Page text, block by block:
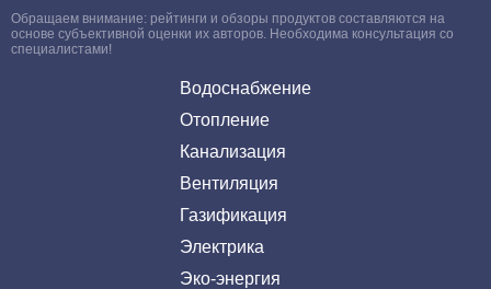
Обращаем внимание: рейтинги и обзоры продуктов составляются на
основе субъективной оценки их авторов. Необходима консультация со
специалистами!
Водоснабжение
Отопление
Канализация
Вентиляция
Газификация
Электрика
Эко-энергия